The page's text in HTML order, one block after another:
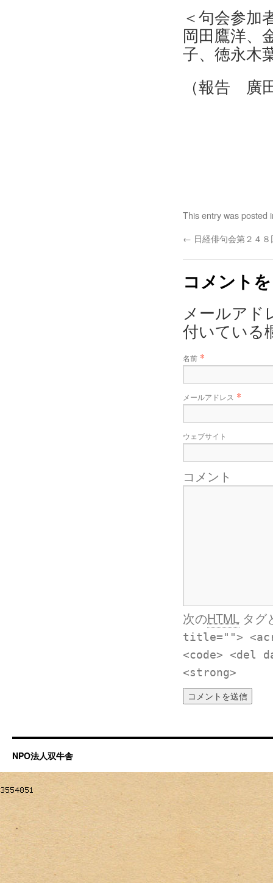
＜句会参加
岡田鷹洋、
子、徳永木
（報告 廣
This entry was posted
← 日経俳句会第２４
コメント
メールアド
付いている
名前 *
メールアドレス *
ウェブサイト
コメント
次のHTML タグ
title="">
<code> <del
<strong>
NPO法人双牛舎